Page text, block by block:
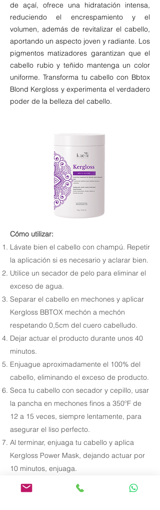
de açaí, ofrece una hidratación intensa,
reduciendo el encrespamiento y el
volumen, además de revitalizar el cabello,
aportando un aspecto joven y radiante. Los
pigmentos matizadores garantizan que el
cabello rubio y teñido mantenga un color
uniforme. Transforma tu cabello con Bbtox
Blond Kergloss y experimenta el verdadero
poder de la belleza del cabello.
Cómo utilizar:
Lávate bien el cabello con champú. Repetir
la aplicación si es necesario y aclarar bien.
Utilice un secador de pelo para eliminar el
exceso de agua.
Separar el cabello en mechones y aplicar
Kergloss BBTOX mechón a mechón
respetando 0,5cm del cuero cabelludo.
Dejar actuar el producto durante unos 40
minutos.
Enjuague aproximadamente el 100% del
cabello, eliminando el exceso de producto.
Seca tu cabello con secador y cepillo, usar
la pancha en mechones finos a 350ºF de
12 a 15 veces, siempre lentamente, para
asegurar el liso perfecto.
Al terminar, enjuaga tu cabello y aplica
Kergloss Power Mask, dejando actuar por
10 minutos, enjuaga.
Retire el exceso de agua con una toalla y
aplique Kergloss Protein leave-in.